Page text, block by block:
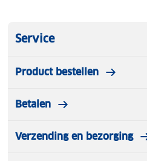
Service
Product bestellen
Betalen
Verzending en bezorging